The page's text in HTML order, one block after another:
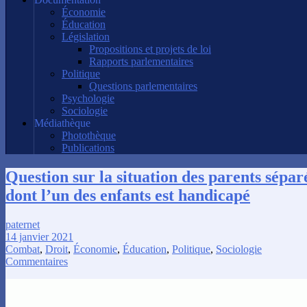
Économie
Éducation
Législation
Propositions et projets de loi
Rapports parlementaires
Politique
Questions parlementaires
Psychologie
Sociologie
Médiathèque
Photothèque
Publications
Question sur la situation des parents
dont l’un des enfants est handicapé
paternet
14 janvier 2021
Combat, Droit, Économie, Éducation, Politique, Sociologie
Commentaires